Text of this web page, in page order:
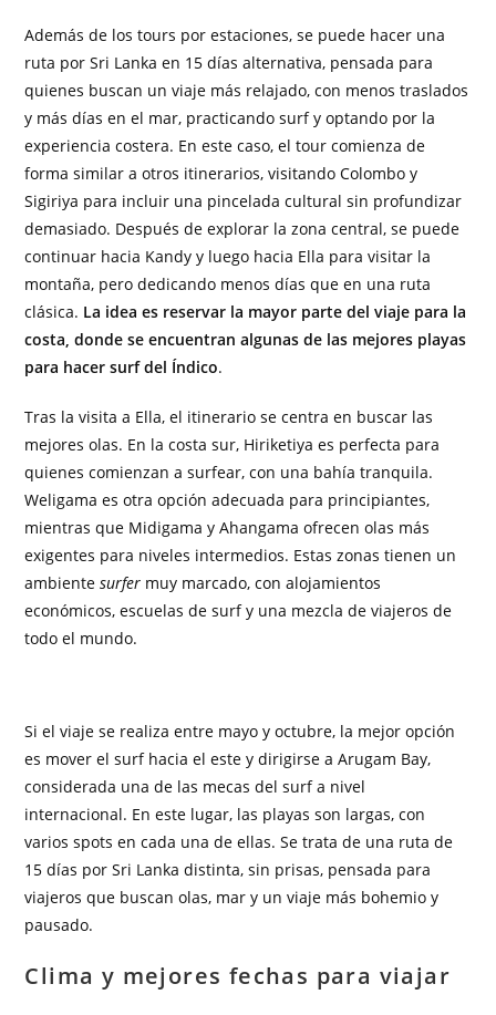
Además de los tours por estaciones, se puede hacer una
ruta por Sri Lanka en 15 días alternativa, pensada para
quienes buscan un viaje más relajado, con menos traslados
y más días en el mar, practicando surf y optando por la
experiencia costera. En este caso, el tour comienza de
forma similar a otros itinerarios, visitando Colombo y
Sigiriya para incluir una pincelada cultural sin profundizar
demasiado. Después de explorar la zona central, se puede
continuar hacia Kandy y luego hacia Ella para visitar la
montaña, pero dedicando menos días que en una ruta
clásica. La idea es reservar la mayor parte del viaje para la
costa, donde se encuentran algunas de las mejores playas
para hacer surf del Índico.
Tras la visita a Ella, el itinerario se centra en buscar las
mejores olas. En la costa sur, Hiriketiya es perfecta para
quienes comienzan a surfear, con una bahía tranquila.
Weligama es otra opción adecuada para principiantes,
mientras que Midigama y Ahangama ofrecen olas más
exigentes para niveles intermedios. Estas zonas tienen un
ambientesurfer muy marcado, con alojamientos
económicos, escuelas de surf y una mezcla de viajeros de
todo el mundo.
Si el viaje se realiza entre mayo y octubre, la mejor opción
es mover el surf hacia el este y dirigirse a Arugam Bay,
considerada una de las mecas del surf a nivel
internacional. En este lugar, las playas son largas, con
varios spots en cada una de ellas. Se trata de una ruta de
15 días por Sri Lanka distinta, sin prisas, pensada para
viajeros que buscan olas, mar y un viaje más bohemio y
pausado.
Clima y mejores fechas para viajar